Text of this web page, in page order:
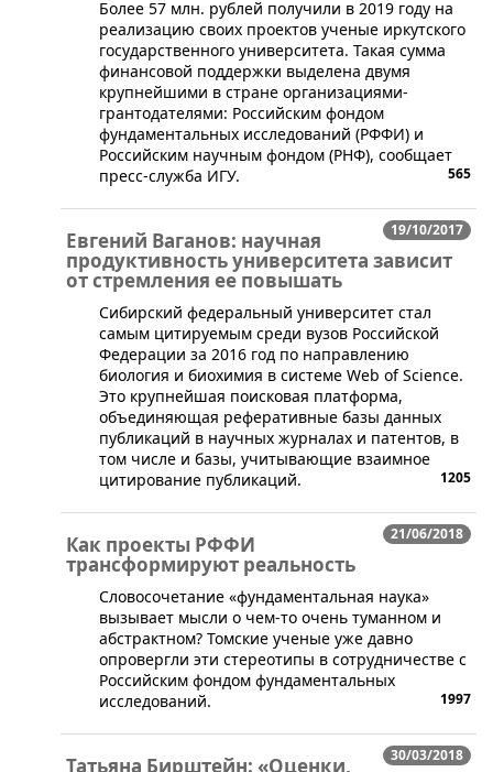
​Более 57 млн. рублей получили в 2019 году на
реализацию своих проектов ученые иркутского
государственного университета. Такая сумма
финансовой поддержки выделена двумя
крупнейшими в стране организациями-
грантодателями: Российским фондом
фундаментальных исследований (РФФИ) и
Российским научным фондом (РНФ), сообщает
пресс-служба ИГУ.
565
19/10/2017
Евгений Ваганов: научная
продуктивность университета зависит
от стремления ее повышать
​Сибирский федеральный университет стал
самым цитируемым среди вузов Российской
Федерации за 2016 год по направлению
биология и биохимия в системе Web of Science.
Это крупнейшая поисковая платформа,
объединяющая реферативные базы данных
публикаций в научных журналах и патентов, в
том числе и базы, учитывающие взаимное
цитирование публикаций.
1205
21/06/2018
Как проекты РФФИ
трансформируют реальность
Словосочетание «фундаментальная наука»
вызывает мысли о чем-то очень туманном и
абстрактном? Томские ученые уже давно
опровергли эти стереотипы в сотрудничестве с
Российским фондом фундаментальных
исследований.
1997
30/03/2018
Татьяна Бирштейн: «Оценки,